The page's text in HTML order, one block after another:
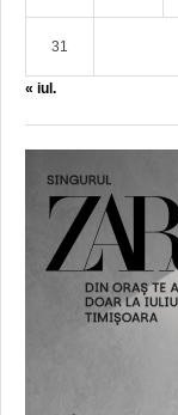
31
« iul.